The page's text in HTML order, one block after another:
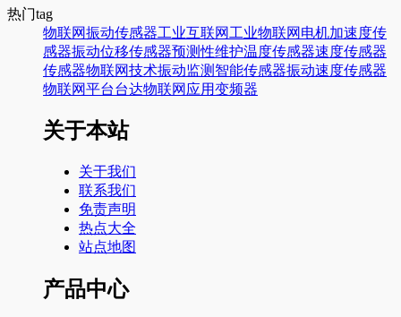
热门tag
物联网振动传感器工业互联网 工业物联网 电机加速度传
感器振动位移传感器预测性维护温度传感器速度传感器
传感器物联网技术振动监测 智能传感器振动速度传感器
物联网平台台达物联网应用变频器
关于本站
关于我们
联系我们
免责声明
热点大全
站点地图
产品中心